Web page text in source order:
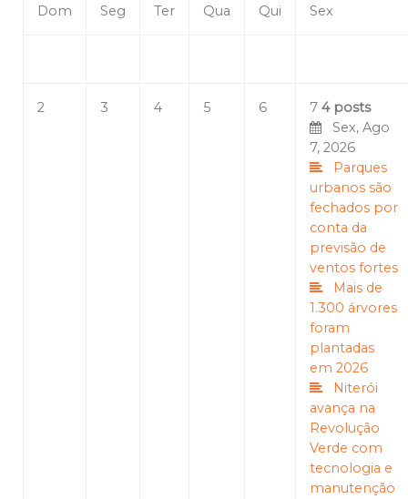
Dom Seg Ter Qua Qui Sex
2 3 4 5 6 7 4 posts
Sex, Ago
7, 2026
Parques
urbanos são
fechados por
conta da
previsão de
ventos fortes
Mais de
1.300 árvores
foram
plantadas
em 2026
Niterói
avança na
Revolução
Verde com
tecnologia e
manutenção